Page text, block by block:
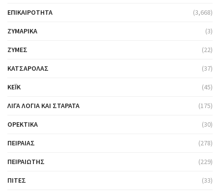
ΕΠΙΚΑΙΡΌΤΗΤΑ (3,668)
ΖΥΜΑΡΙΚΆ (3)
ΖΎΜΕΣ (22)
ΚΑΤΣΑΡΌΛΑΣ (37)
ΚΈΙΚ (45)
ΛΊΓΑ ΛΌΓΙΑ ΚΑΙ ΣΤΑΡΆΤΑ (175)
ΟΡΕΚΤΙΚΆ (30)
ΠΕΙΡΑΙΆΣ (278)
ΠΕΙΡΑΙΏΤΗΣ (229)
ΠΊΤΕΣ (33)